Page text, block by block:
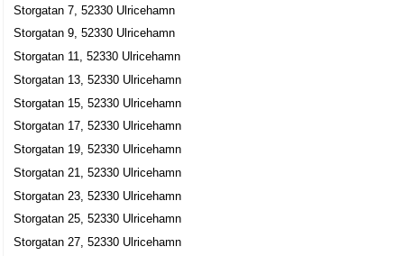
Karin Hanna Norrlander
Storgatan 14, 52330 Ulricehamn
Nilur AB
Göran Martin Nilsson
Storgatan 14, 52330 Ulricehamn
Ateljé Två Gummor KB
0321-15670
Storgatan 15, 52330 Ulricehamn
Nessbro KB
Storgatan 15, 52330 Ulricehamn
Storgatan 7, 52330 Ulricehamn
Storgatan 9, 52330 Ulricehamn
Storgatan 11, 52330 Ulricehamn
Storgatan 13, 52330 Ulricehamn
Storgatan 15, 52330 Ulricehamn
Storgatan 17, 52330 Ulricehamn
Storgatan 19, 52330 Ulricehamn
Storgatan 21, 52330 Ulricehamn
Storgatan 23, 52330 Ulricehamn
Storgatan 25, 52330 Ulricehamn
Storgatan 27, 52330 Ulricehamn